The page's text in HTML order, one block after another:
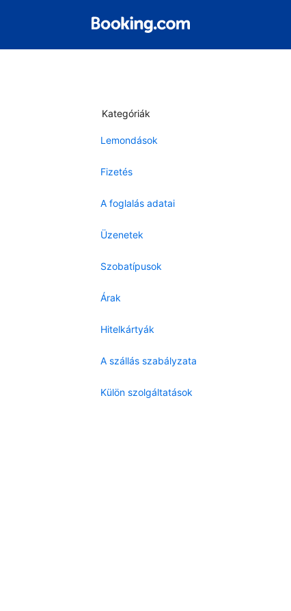
Kategóriák
Lemondások
Fizetés
A foglalás adatai
Üzenetek
Szobatípusok
Árak
Hitelkártyák
A szállás szabályzata
Külön szolgáltatások